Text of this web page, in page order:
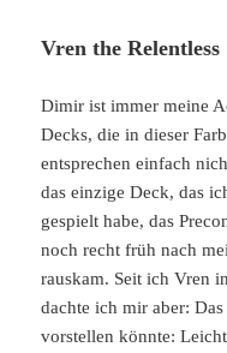
Vren the Relentless
Dimir ist immer meine
Decks, die in dieser
entsprechen einfach
das einzige Deck, das
gespielt habe, das
noch recht früh nach
rauskam. Seit ich Vren in
dachte ich mir aber:
vorstellen könnte: